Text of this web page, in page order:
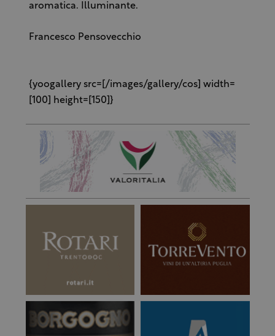
aromatica. Illuminante.
Francesco Pensovecchio
{yoogallery src=[/images/gallery/cos] width=
[100] height=[150]}